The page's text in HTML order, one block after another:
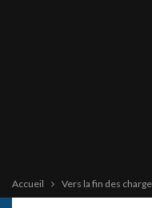
Accueil Vers la fin des